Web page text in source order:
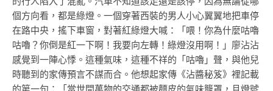
個方向看，都是綠燈。一個穿著西裝的男人小心翼翼地把車停
在路中央，搖下車窗，對著紅綠燈大喊：「喂！你為什麼咕嚕
咕嚕？你倒是紅一下啊！我要向左轉！綠燈沒用啊！」廖沾沾
感覺到一陣心悸。這種氣味，這種不祥的「咕嚕」聲，與他兒
時聽到的家傳預言不謀而合。他想起家傳《沾醬秘笈》裡記載
的第一句：「當世間萬物的交通都被麵皮的氣味籠罩，且燈號